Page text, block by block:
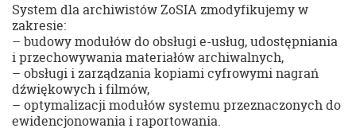
System dla archiwistów ZoSIA zmodyfikujemy w
zakresie:
– budowy modułów do obsługi e-usług, udostępniania
i przechowywania materiałów archiwalnych,
– obsługi i zarządzania kopiami cyfrowymi nagrań
dźwiękowych i filmów,
– optymalizacji modułów systemu przeznaczonych do
ewidencjonowania i raportowania.